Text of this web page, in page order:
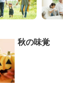
秋の味覚